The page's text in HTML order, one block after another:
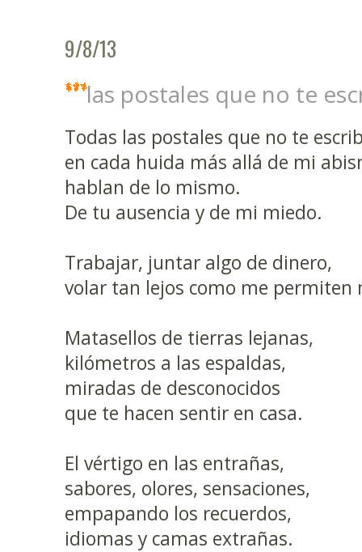
9/8/13
las postales que no te
Todas las postales que no te
en cada huida más allá de mi
hablan de lo mismo.
De tu ausencia y de mi miedo.
Trabajar, juntar algo de dinero,
volar tan lejos como me permiten
Matasellos de tierras lejanas,
kilómetros a las espaldas,
miradas de desconocidos
que te hacen sentir en casa.
El vértigo en las entrañas,
sabores, olores, sensaciones,
empapando los recuerdos,
idiomas y camas extrañas.